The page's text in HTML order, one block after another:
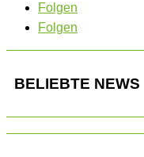
Folgen
Folgen
BELIEBTE NEWS